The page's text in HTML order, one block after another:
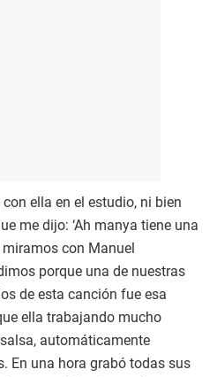
ella en el estudio, ni bien
me dijo: ‘Ah manya tiene una
con Manuel
porque una de nuestras
de esta canción fue esa
ella trabajando mucho
automáticamente
En una hora grabó todas sus